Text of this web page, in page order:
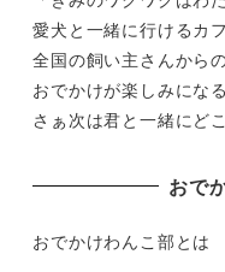
愛犬と一緒に行けるカ
全国の飼い主さんから
おでかけが楽しみにな
さぁ次は君と一緒にど
おで
おでかけわんこ部とは